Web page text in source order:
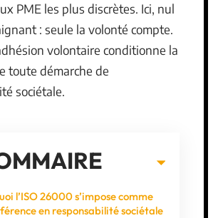
PME les plus discrètes. Ici, nul
: seule la volonté compte.
volontaire conditionne la
toute démarche de
sociétale.
l’ISO 26000 s’impose comme
en responsabilité sociétale